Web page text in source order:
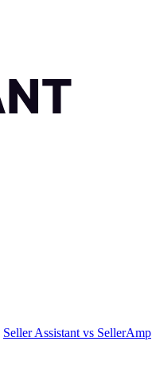
Seller Assistant vs SellerAmp